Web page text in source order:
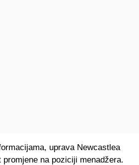
uprava Newcastlea
na poziciji menadžera.